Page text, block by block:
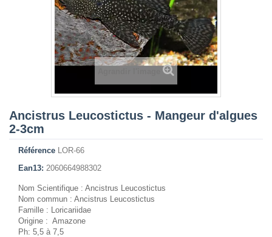
Ancistrus Leucostictus - Mangeur d'algues
2-3cm
Référence LOR-66
Ean13: 2060664988302
Nom Scientifique : Ancistrus Leucostictus
Nom commun : Ancistrus Leucostictus
Famille : Loricariidae
Origine : Amazone
Ph: 5,5 à 7,5